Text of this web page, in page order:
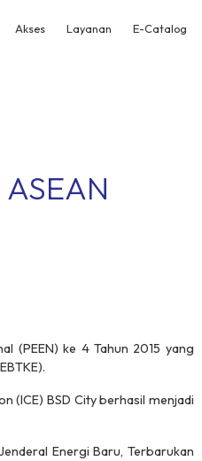
Akses Layanan E-Catalog
(PEEN) ke 4 Tahun 2015 yang
(ICE) BSD City berhasil menjadi
Energi Baru, Terbarukan